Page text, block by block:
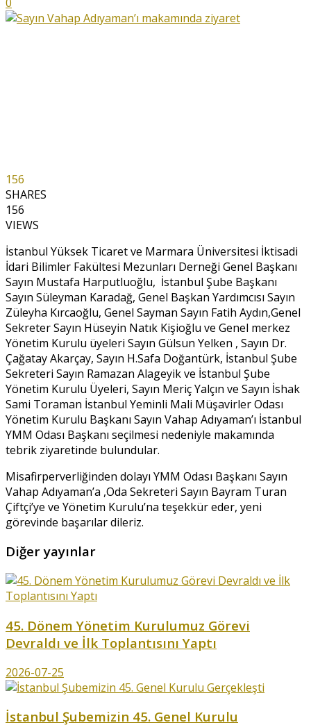
156
SHARES
156
VIEWS
İstanbul Yüksek Ticaret ve Marmara Üniversitesi İktisadi
İdari Bilimler Fakültesi Mezunları Derneği Genel Başkanı
Sayın Mustafa Harputluoğlu, İstanbul Şube Başkanı
Sayın Süleyman Karadağ, Genel Başkan Yardımcısı Sayın
Züleyha Kırcaoğlu, Genel Sayman Sayın Fatih Aydın,Genel
Sekreter Sayın Hüseyin Natık Kişioğlu ve Genel merkez
Yönetim Kurulu üyeleri Sayın Gülsun Yelken , Sayın Dr.
Çağatay Akarçay, Sayın H.Safa Doğantürk, İstanbul Şube
Sekreteri Sayın Ramazan Alageyik ve İstanbul Şube
Yönetim Kurulu Üyeleri, Sayın Meriç Yalçın ve Sayın İshak
Sami Toraman İstanbul Yeminli Mali Müşavirler Odası
Yönetim Kurulu Başkanı Sayın Vahap Adıyaman’ı İstanbul
YMM Odası Başkanı seçilmesi nedeniyle makamında
tebrik ziyaretinde bulundular.
Misafirperverliğinden dolayı YMM Odası Başkanı Sayın
Vahap Adıyaman’a ,Oda Sekreteri Sayın Bayram Turan
Çiftçi’ye ve Yönetim Kurulu’na teşekkür eder, yeni
görevinde başarılar dileriz.
Diğer yayınlar
45. Dönem Yönetim Kurulumuz Görevi
Devraldı ve İlk Toplantısını Yaptı
2026-07-25
İstanbul Şubemizin 45. Genel Kurulu